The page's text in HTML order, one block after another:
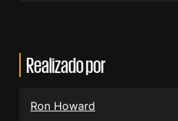
Realizado por
Ron Howard